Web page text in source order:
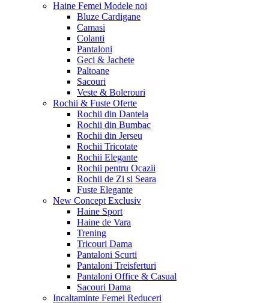
Haine Femei Modele noi
Bluze Cardigane
Camasi
Colanti
Pantaloni
Geci & Jachete
Paltoane
Sacouri
Veste & Bolerouri
Rochii & Fuste Oferte
Rochii din Dantela
Rochii din Bumbac
Rochii din Jerseu
Rochii Tricotate
Rochii Elegante
Rochii pentru Ocazii
Rochii de Zi si Seara
Fuste Elegante
New Concept Exclusiv
Haine Sport
Haine de Vara
Trening
Tricouri Dama
Pantaloni Scurti
Pantaloni Treisferturi
Pantaloni Office & Casual
Sacouri Dama
Incaltaminte Femei Reduceri